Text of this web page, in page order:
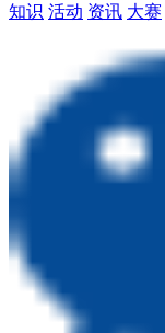
知识 活动 资讯 大赛